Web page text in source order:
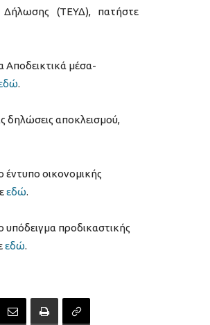
Δήλωσης (ΤΕΥΔ), πατήστε
Αποδεικτικά μέσα-
.
δηλώσεις αποκλεισμού,
έντυπο οικονομικής
εδώ.
υπόδειγμα προδικαστικής
εδώ.